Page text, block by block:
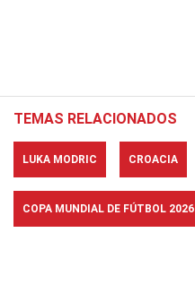
TEMAS RELACIONADOS
LUKA MODRIC CROACIA
COPA MUNDIAL DE FÚTBOL 2026